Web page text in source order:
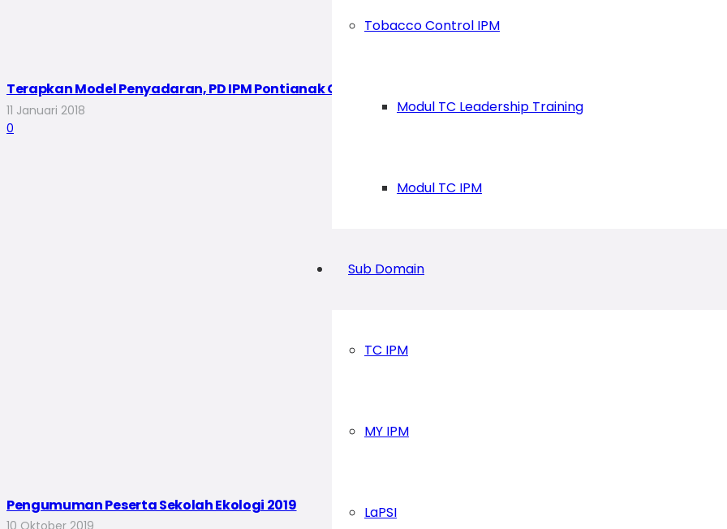
Tobacco Control IPM
Modul TC Leadership Training
Modul TC IPM
Sub Domain
TC IPM
MY IPM
LaPSI
Terapkan Model Penyadaran, PD IPM Pontianak Gelar PKMTM2
11 Januari 2018
0
Pengumuman Peserta Sekolah Ekologi 2019